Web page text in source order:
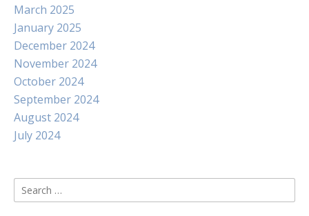
March 2025
January 2025
December 2024
November 2024
October 2024
September 2024
August 2024
July 2024
Search
for: